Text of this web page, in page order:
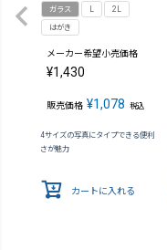
ガラス L
2L
はがき
メーカー希望小売価格
¥1,430
販売価格 ¥1,078 税込
4サイズの写真にタイプできる便利
さが魅力
カートに入れる